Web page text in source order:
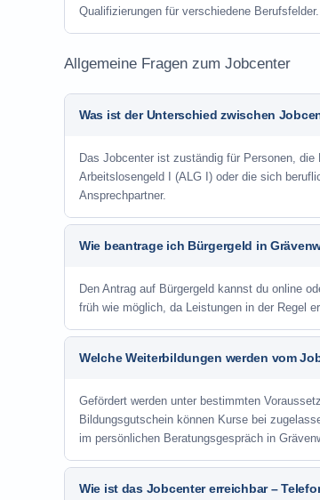
Qualifizierungen für verschiedene Berufsfelder.
Allgemeine Fragen zum Jobcenter
Was ist der Unterschied zwischen
Das Jobcenter ist zuständig für Personen,
Arbeitslosengeld I (ALG I) oder die sich
Ansprechpartner.
Wie beantrage ich Bürgergeld in
Den Antrag auf Bürgergeld kannst du online
früh wie möglich, da Leistungen in der Regel
Welche Weiterbildungen werden vom
Gefördert werden unter bestimmten
Bildungsgutschein können Kurse bei
im persönlichen Beratungsgespräch in
Wie ist das Jobcenter erreichbar –